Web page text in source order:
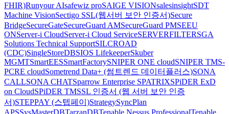
FHIR)Runyour AIsafewiz proSAIGE VISIONsalesinsightSDT
Machine VisionSectigo SSL(웹서버 보안 인증서)Secure
BridgeSecureGateSecureGuard AMSecureGuard PMSEEU
ONServer-i CloudServer-i Cloud ServiceSERVERFILTERSGA
Solutions Technical SupportSILCROAD
(CDC)SingleStoreDBSIOS LifekeeperSkuber
MGMTSmartEESSmartFactorySNIPER ONE cloudSNIPER TMS-
PCRE cloudSometrend Data+ (썸트렌드 데이터플러스)SONA
CALLSONA CHATSparrow Enterprise SPATRIXSPiDER ExD
on CloudSPiDER TMSSL 인증서 (웹 서버 보안 인증
서)STEPPAY (스텝페이)StrategySyncPlan
APSSysMasterDBTarzanDBTenable Nessus ProfessionalTenable